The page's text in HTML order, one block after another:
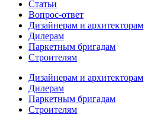
Статьи
Вопрос-ответ
Дизайнерам и архитекторам
Дилерам
Паркетным бригадам
Строителям
Дизайнерам и архитекторам
Дилерам
Паркетным бригадам
Строителям